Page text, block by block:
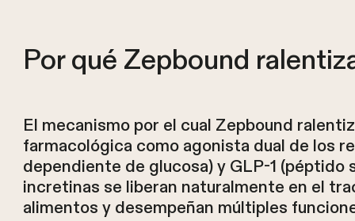
Por qué Zepbound
El mecanismo por el cual Zepbound
farmacológica como agonista dual de los
dependiente de glucosa) y GLP-1 (péptido
incretinas se liberan naturalmente en el
alimentos y desempeñan múltiples